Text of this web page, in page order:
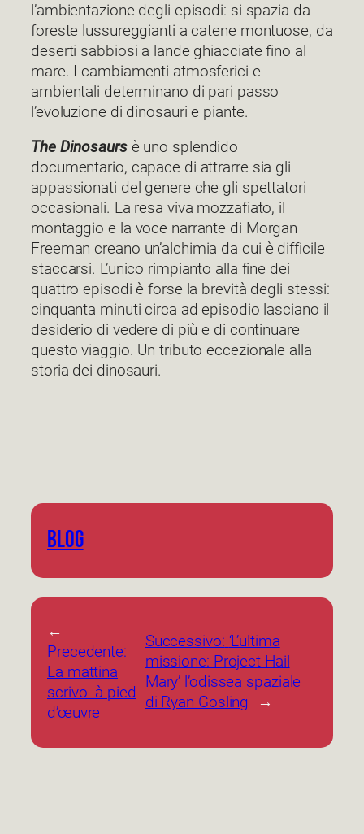
l’ambientazione degli episodi: si spazia da
foreste lussureggianti a catene montuose, da
deserti sabbiosi a lande ghiacciate fino al
mare. I cambiamenti atmosferici e
ambientali determinano di pari passo
l’evoluzione di dinosauri e piante.
The Dinosaursè uno splendido
documentario, capace di attrarre sia gli
appassionati del genere che gli spettatori
occasionali. La resa viva mozzafiato, il
montaggio e la voce narrante di Morgan
Freeman creano un’alchimia da cui è difficile
staccarsi. L’unico rimpianto alla fine dei
quattro episodi è forse la brevità degli stessi:
cinquanta minuti circa ad episodio lasciano il
desiderio di vedere di più e di continuare
questo viaggio. Un tributo eccezionale alla
storia dei dinosauri.
BLOG
←
Precedente:
La mattina
scrivo- à pied
d’œuvre
Successivo: ‘L’ultima
missione: Project Hail
Mary’ l’odissea spaziale
di Ryan Gosling
→